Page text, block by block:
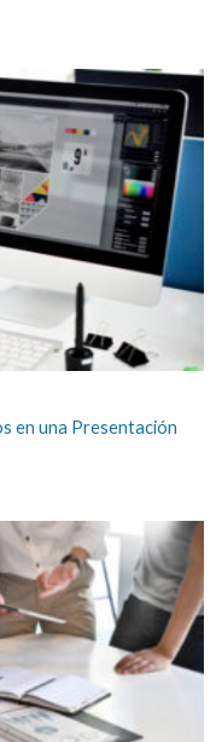
en una Presentación